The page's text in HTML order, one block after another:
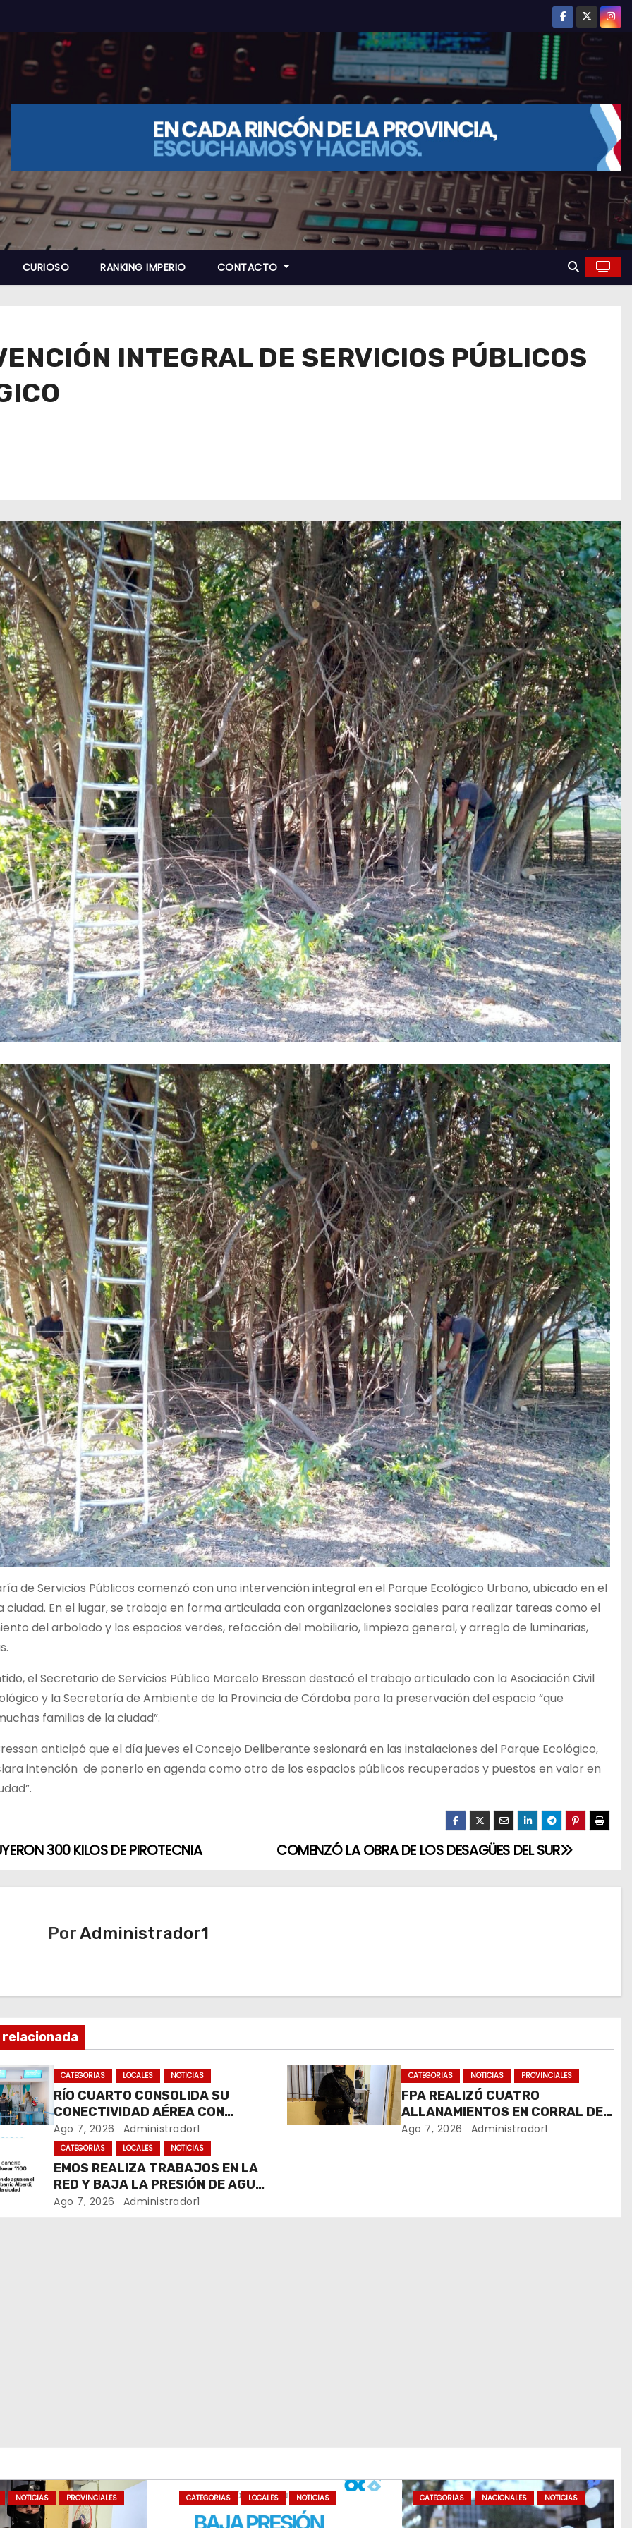
CURIOSO RANKING IMPERIO CONTACTO
INTEGRAL DE SERVICIOS PÚBLICOS
de Servicios Públicos comenzó con una intervención integral en el Parque Ecológico Urbano, ubicado en el
ciudad. En el lugar, se trabaja en forma articulada con organizaciones sociales para realizar tareas como el
del arbolado y los espacios verdes, refacción del mobiliario, limpieza general, y arreglo de luminarias,
el Secretario de Servicios Público Marcelo Bressan destacó el trabajo articulado con la Asociación Civil
y la Secretaría de Ambiente de la Provincia de Córdoba para la preservación del espacio “que
familias de la ciudad”.
anticipó que el día jueves el Concejo Deliberante sesionará en las instalaciones del Parque Ecológico,
intención de ponerlo en agenda como otro de los espacios públicos recuperados y puestos en valor en
COMENZÓ LA OBRA DE LOS DESAGÜES DEL SUR
300 KILOS DE PIROTECNIA
PorAdministrador1
CATEGORIAS LOCALES NOTICIAS
RÍO CUARTO CONSOLIDA SU
CONECTIVIDAD AÉREA CON
CUATRO VUELOS SEMANALES A
BUENOS AIRES
Ago 7, 2026 Administrador1
CATEGORIAS NOTICIAS PROVINCIALES
FPA REALIZÓ CUATRO
ALLANAMIENTOS EN CORRAL DE
BUSTOS-IFFLINGER
Ago 7, 2026 Administrador1
CATEGORIAS LOCALES NOTICIAS
EMOS REALIZA TRABAJOS EN LA
RED Y BAJA LA PRESIÓN DE AGUA
EN VARIOS SECTORES DE RÍO
Ago 7, 2026 Administrador1
NOTICIAS PROVINCIALES CATEGORIAS LOCALES NOTICIAS CATEGORIAS NACIONALES NOTICIAS